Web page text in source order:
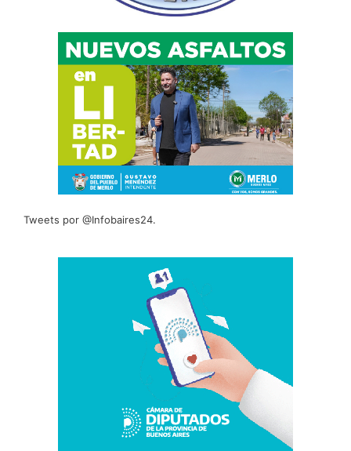
Tweets por @Infobaires24.